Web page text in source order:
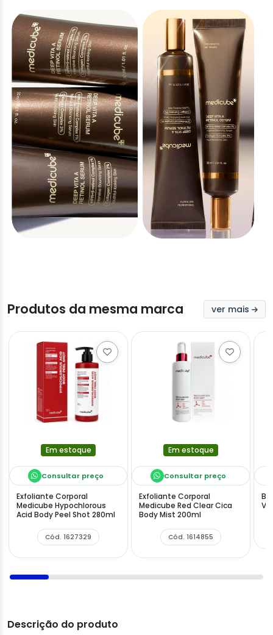
Produtos da mesma marca ver mais
Em estoque
Consultar preço
Exfoliante Corporal
Medicube Hypochlorous
Acid Body Peel Shot 280ml
Cód. 1627329
Em estoque
Consultar preço
Exfoliante Corporal
Medicube Red Clear Cica
Body Mist 200ml
Cód. 1614855
Descrição do produto